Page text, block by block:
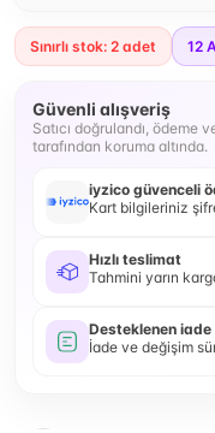
Sınırlı stok: 2 adet 12
Güvenli alışveriş
Satıcı doğrulandı, ödeme
tarafından koruma altında.
iyzico güvenceli
Kart bilgileriniz
Hızlı teslimat
Tahmini yarın
Desteklenen iade
İade ve değişim